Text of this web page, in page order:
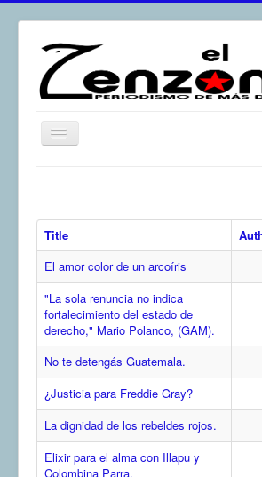
Toggle
Resistencia
Análisis
Multimedia
Archivos
Contacto
Afirmación
COMUNERA 67 EN PDF numero de
voz de la Casa de los pueblos
Title
El amor color de un arcoíris
"La sola renuncia no indica
fortalecimiento del estado de
derecho," Mario Polanco, (GAM).
No te detengás Guatemala.
¿Justicia para Freddie Gray?
La dignidad de los rebeldes rojos.
Elixir para el alma con Illapu y
Colombina Parra.